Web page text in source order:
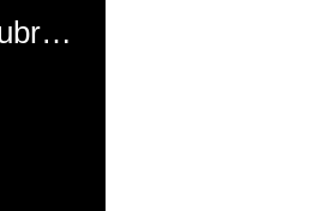
El mal momento de Yanina Gasañol con un hincha argentino en "Subrayado"